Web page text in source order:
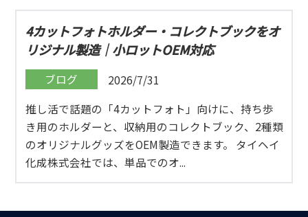
4カットフォトホルダー・コレクトブックをオ
リジナル製造｜小ロットOEM対応
ブログ
2026/7/31
推し活で話題の「4カットフォト」向けに、持ち歩
き用のホルダーと、収納用のコレクトブック、2種類
のオリジナルグッズをOEM製造できます。 タイヘイ
化成株式会社では、単品でのオ...